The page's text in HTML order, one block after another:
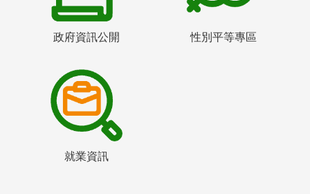
政府資訊公開 性別平等專區
就業資訊